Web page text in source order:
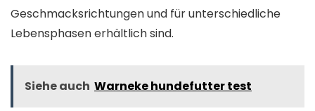
Geschmacksrichtungen und für unterschiedliche
Lebensphasen erhältlich sind.
Siehe auch Warneke hundefutter test